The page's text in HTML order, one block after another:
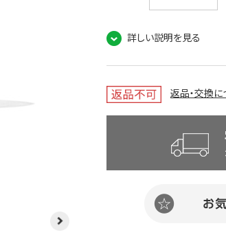
詳しい説明を見る
返品・交換に